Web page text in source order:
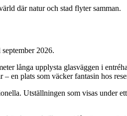
där natur och stad flyter samman.
2026.
långa upplysta glasväggen i
en plats som väcker fantasin hos
Utställningen som visas under